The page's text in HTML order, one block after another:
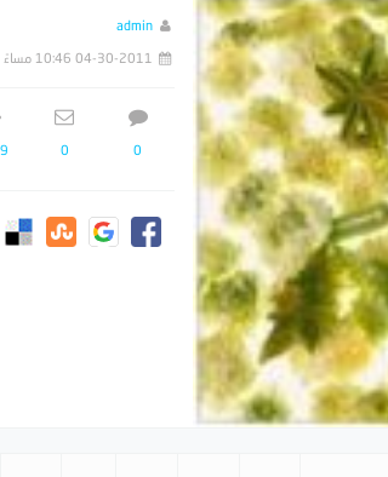
admin
04-30-2011 10:46 مساءً
0
0